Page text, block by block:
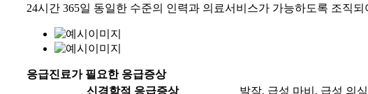
24시간 365일 동일한 수준의 인력과 의료서비스가 가능하도록 조직
응급진료가 필요한 응급증상
신경학적 응급증상
발작, 급성 마비, 급성 의